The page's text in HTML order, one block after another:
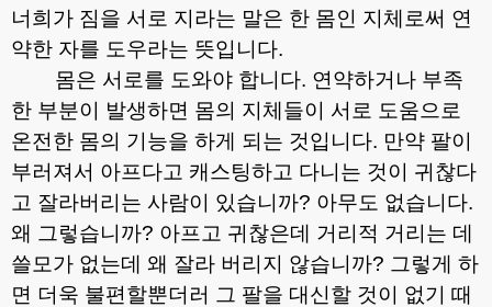
너희가 짐을 서로 지라는 말은 한 몸인 지체로써 연
약한 자를 도우라는 뜻입니다.
몸은 서로를 도와야 합니다. 연약하거나 부족
한 부분이 발생하면 몸의 지체들이 서로 도움으로
온전한 몸의 기능을 하게 되는 것입니다. 만약 팔이
부러져서 아프다고 캐스팅하고 다니는 것이 귀찮다
고 잘라버리는 사람이 있습니까? 아무도 없습니다.
왜 그렇습니까? 아프고 귀찮은데 거리적 거리는 데
쓸모가 없는데 왜 잘라 버리지 않습니까? 그렇게 하
면 더욱 불편할뿐더러 그 팔을 대신할 것이 없기 때